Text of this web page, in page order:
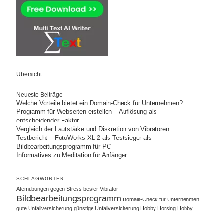
Übersicht
Neueste Beiträge
Welche Vorteile bietet ein Domain-Check für Unternehmen?
Programm für Webseiten erstellen – Auflösung als
entscheidender Faktor
Vergleich der Lautstärke und Diskretion von Vibratoren
Testbericht – FotoWorks XL 2 als Testsieger als
Bildbearbeitungsprogramm für PC
Informatives zu Meditation für Anfänger
SCHLAGWÖRTER
Atemübungen gegen Stress bester Vibrator
Bildbearbeitungsprogramm Domain-Check für Unternehmen
gute Unfallversicherung günstige Unfallversicherung Hobby Horsing Hobby